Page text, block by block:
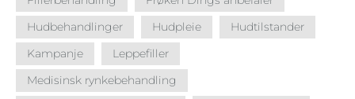
Hudbehandlinger
Hudpleie
Hudtilstander
Kampanje
Leppefiller
Medisinsk rynkebehandling